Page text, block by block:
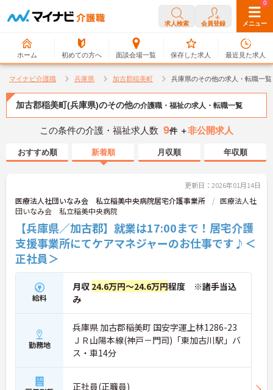
求人検索 会員登録 メニュー
ホーム 初めての方へ 面談会場一覧
0
保存した求人
0
最近見た求人
マイナビ介護職 兵庫県 加古郡稲美町 兵庫県のその他の求人・転職一覧
加古郡稲美町(兵庫県)のその他の介護職・福祉の求人・転職一覧
この条件の介護・福祉求人数 9件 ＋非公開求人
おすすめ順 新着順 月収順 年収順
更新日：2026年01月14日
医療法人社団いなみ会 私立稲美中央病院居宅介護事業所
医療法人社
団いなみ会 私立稲美中央病院
【兵庫県／加古郡】就業は17:00まで！居宅介護
支援事業所にてケアマネジャーのお仕事です♪＜
正社員＞
給料
月収 24.6万円～24.6万円程度 ※諸手当込
み
勤務地
兵庫県 加古郡稲美町 国安字運上林1286-23
ＪＲ山陽本線(神戸－門司)「東加古川駅」バ
ス・車14分
正社員(正職員)